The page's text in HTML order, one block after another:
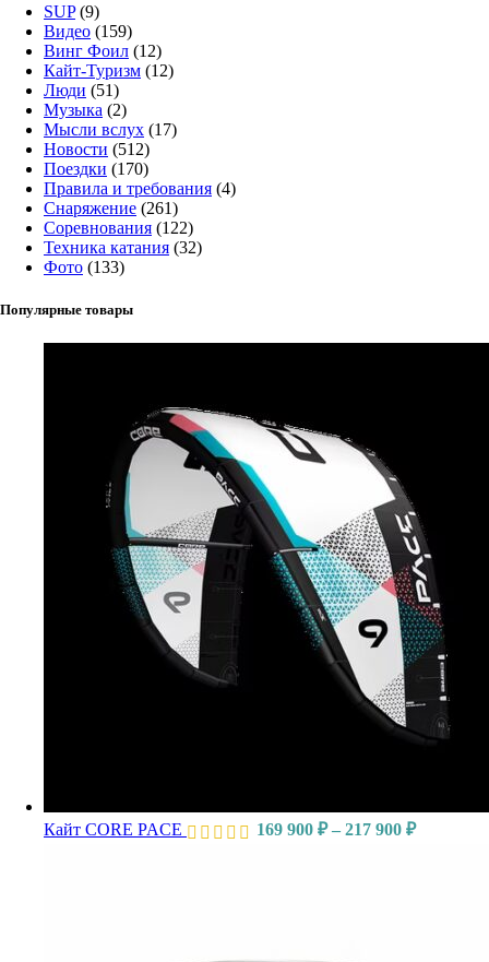
SUP(9)
Видео (159)
Винг Фоил (12)
Кайт-Туризм (12)
Люди (51)
Музыка (2)
Мысли вслух (17)
Новости (512)
Поездки (170)
Правила и требования (4)
Снаряжение (261)
Соревнования (122)
Техника катания (32)
Фото (133)
Популярные товары
Кайт CORE PACE 169 900 ₽ – 217 900 ₽